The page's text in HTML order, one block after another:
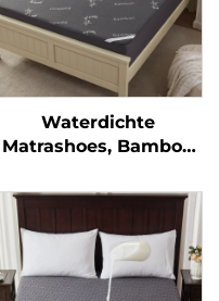
Waterdichte
Matrashoes, Bamboe
6"-15" Diepe Zakken,
Matrasbeschermer
Geluidsarm Wasbaar
voor Slaapkamer,